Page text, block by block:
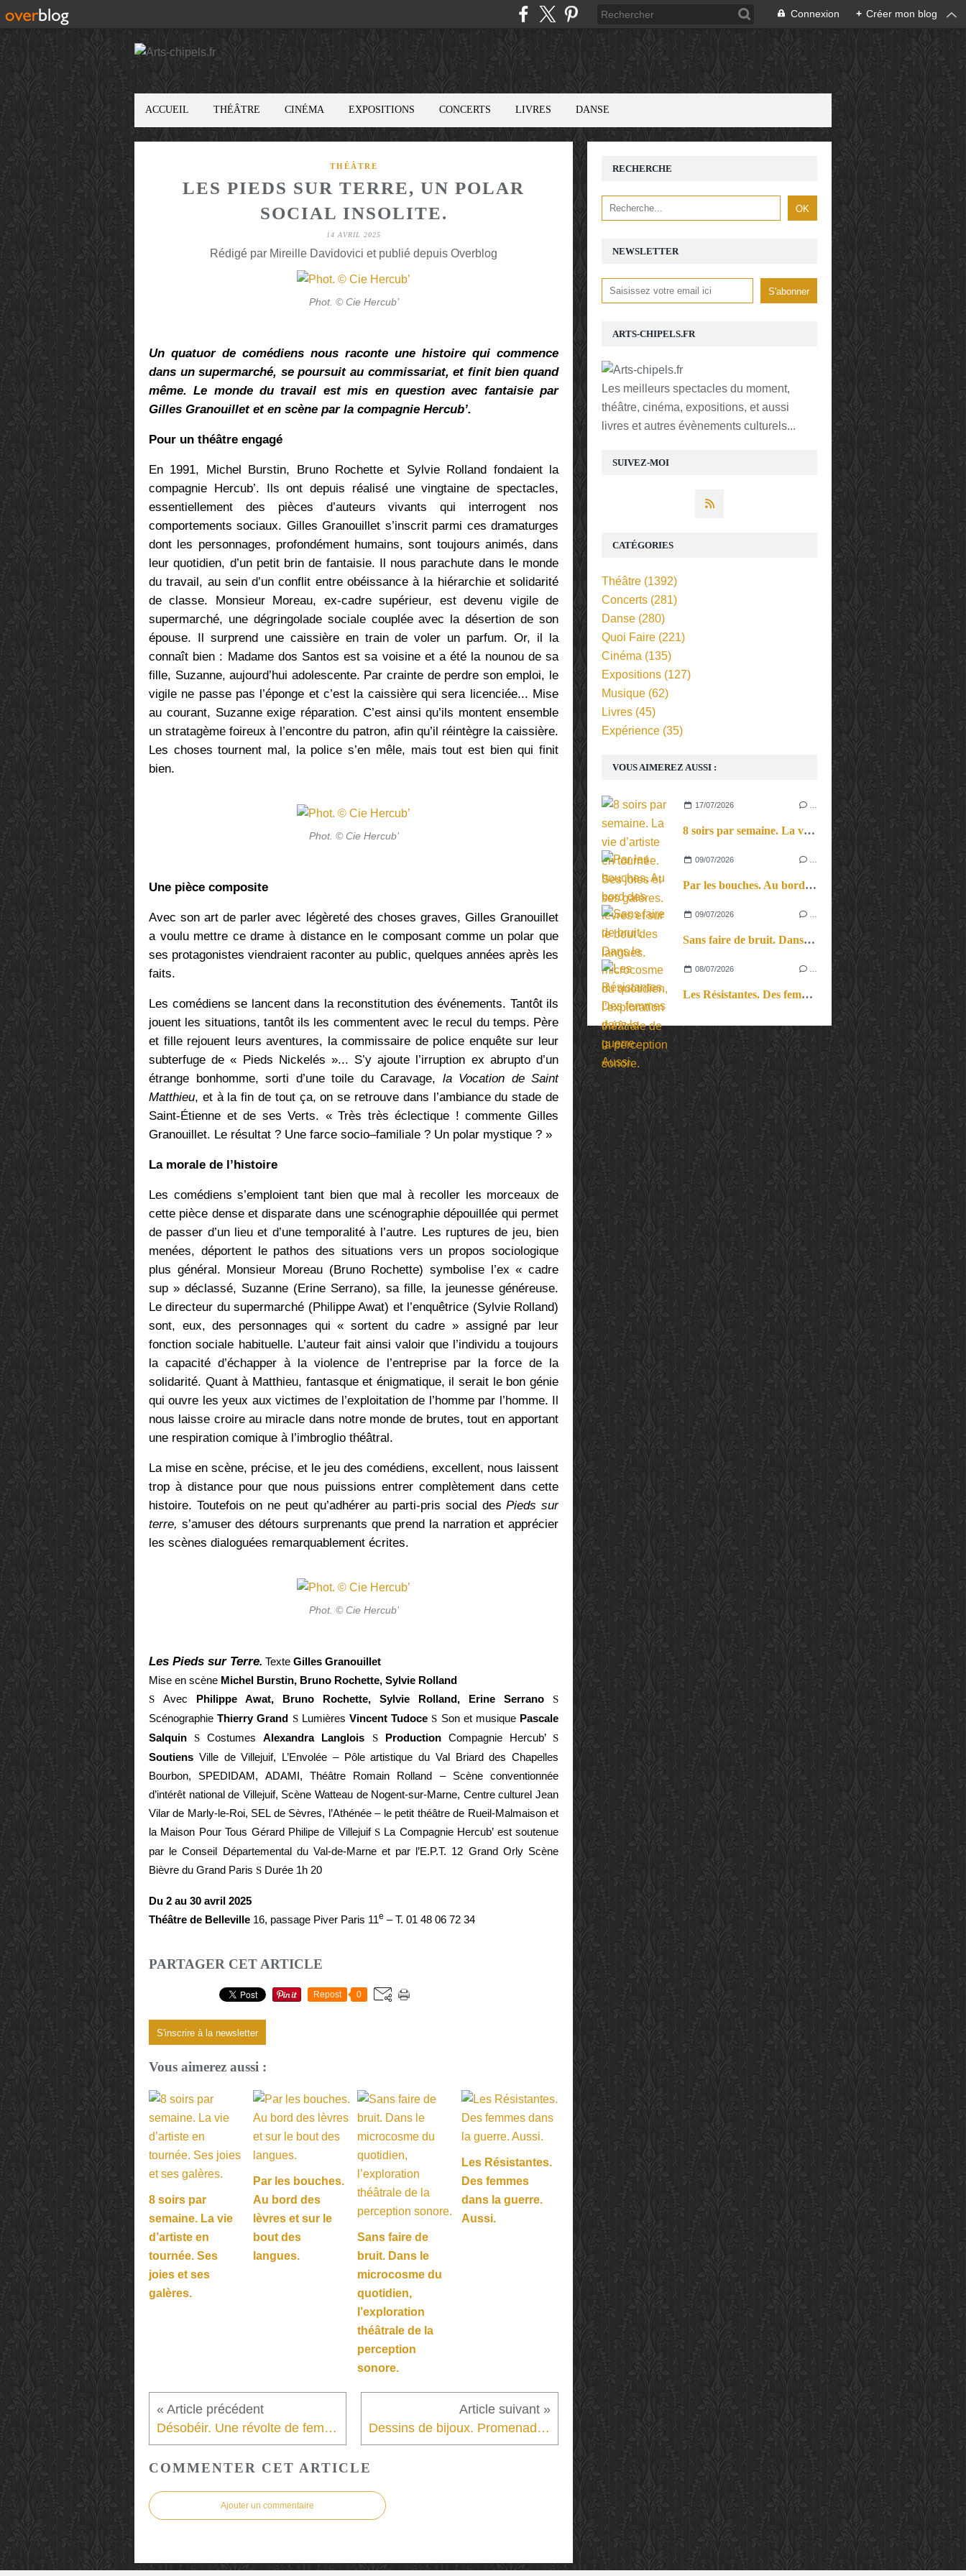
Connexion + Créer mon blog
ACCUEIL THÉÂTRE CINÉMA EXPOSITIONS CONCERTS LIVRES DANSE
THÉÂTRE
LES PIEDS SUR TERRE, UN POLAR
SOCIAL INSOLITE.
14 AVRIL 2025
Rédigé par Mireille Davidovici et publié depuis Overblog
Phot. © Cie Hercub’
Un quatuor de comédiens nous raconte une histoire qui commence
dans un supermarché, se poursuit au commissariat, et finit bien quand
même. Le monde du travail est mis en question avec fantaisie par
Gilles Granouillet et en scène par la compagnie Hercub’.
Pour un théâtre engagé
En 1991, Michel Burstin, Bruno Rochette et Sylvie Rolland fondaient la
compagnie Hercub’. Ils ont depuis réalisé une vingtaine de spectacles,
essentiellement des pièces d’auteurs vivants qui interrogent nos
comportements sociaux. Gilles Granouillet s’inscrit parmi ces dramaturges
dont les personnages, profondément humains, sont toujours animés, dans
leur quotidien, d’un petit brin de fantaisie. Il nous parachute dans le monde
du travail, au sein d’un conflit entre obéissance à la hiérarchie et solidarité
de classe. Monsieur Moreau, ex-cadre supérieur, est devenu vigile de
supermarché, une dégringolade sociale couplée avec la désertion de son
épouse. Il surprend une caissière en train de voler un parfum. Or, il la
connaît bien : Madame dos Santos est sa voisine et a été la nounou de sa
fille, Suzanne, aujourd’hui adolescente. Par crainte de perdre son emploi, le
vigile ne passe pas l’éponge et c’est la caissière qui sera licenciée... Mise
au courant, Suzanne exige réparation. C’est ainsi qu’ils montent ensemble
un stratagème foireux à l’encontre du patron, afin qu’il réintègre la caissière.
Les choses tournent mal, la police s’en mêle, mais tout est bien qui finit
bien.
Phot. © Cie Hercub’
Une pièce composite
Avec son art de parler avec légèreté des choses graves, Gilles Granouillet
a voulu mettre ce drame à distance en le composant comme un polar que
ses protagonistes viendraient raconter au public, quelques années après les
faits.
Les comédiens se lancent dans la reconstitution des événements. Tantôt ils
jouent les situations, tantôt ils les commentent avec le recul du temps. Père
et fille rejouent leurs aventures, la commissaire de police enquête sur leur
subterfuge de « Pieds Nickelés »... S’y ajoute l’irruption ex abrupto d’un
étrange bonhomme, sorti d’une toile du Caravage, la Vocation de Saint
Matthieu, et à la fin de tout ça, on se retrouve dans l’ambiance du stade de
Saint-Étienne et de ses Verts. « Très très éclectique ! commente Gilles
Granouillet. Le résultat ? Une farce socio–familiale ? Un polar mystique ? »
La morale de l’histoire
Les comédiens s’emploient tant bien que mal à recoller les morceaux de
cette pièce dense et disparate dans une scénographie dépouillée qui permet
de passer d’un lieu et d’une temporalité à l’autre. Les ruptures de jeu, bien
menées, déportent le pathos des situations vers un propos sociologique
plus général. Monsieur Moreau (Bruno Rochette) symbolise l’ex « cadre
sup » déclassé, Suzanne (Erine Serrano), sa fille, la jeunesse généreuse.
Le directeur du supermarché (Philippe Awat) et l’enquêtrice (Sylvie Rolland)
sont, eux, des personnages qui « sortent du cadre » assigné par leur
fonction sociale habituelle. L’auteur fait ainsi valoir que l’individu a toujours
la capacité d’échapper à la violence de l’entreprise par la force de la
solidarité. Quant à Matthieu, fantasque et énigmatique, il serait le bon génie
qui ouvre les yeux aux victimes de l’exploitation de l’homme par l’homme. Il
nous laisse croire au miracle dans notre monde de brutes, tout en apportant
une respiration comique à l’imbroglio théâtral.
La mise en scène, précise, et le jeu des comédiens, excellent, nous laissent
trop à distance pour que nous puissions entrer complètement dans cette
histoire. Toutefois on ne peut qu’adhérer au parti-pris social des Pieds sur
terre, s’amuser des détours surprenants que prend la narration et apprécier
les scènes dialoguées remarquablement écrites.
Phot. © Cie Hercub’
Les Pieds sur Terre. Texte Gilles Granouillet
Mise en scène Michel Burstin, Bruno Rochette, Sylvie Rolland
S Avec Philippe Awat, Bruno Rochette, Sylvie Rolland, Erine Serrano S
ScénographieThierry Grand S Lumières Vincent Tudoce S Son et musique Pascale
Salquin
S CostumesAlexandra Langlois S Production Compagnie Hercub’ S
Soutiens Ville de Villejuif, L’Envolée – Pôle artistique du Val Briard des Chapelles
Bourbon, SPEDIDAM, ADAMI, Théâtre Romain Rolland – Scène conventionnée
d’intérêt national de Villejuif, Scène Watteau de Nogent-sur-Marne, Centre culturel Jean
Vilar de Marly-le-Roi, SEL de Sèvres, l’Athénée – le petit théâtre de Rueil-Malmaison et
la Maison Pour Tous Gérard Philipe de Villejuif S La Compagnie Hercub’ est soutenue
par le Conseil Départemental du Val-de-Marne et par l’E.P.T. 12 Grand Orly Scène
Bièvre du Grand Paris S Durée 1h 20
Du 2 au 30 avril 2025
Théâtre de Belleville 16, passage Piver Paris 11e – T. 01 48 06 72 34
PARTAGER CET ARTICLE
Repost 0
S'inscrire à la newsletter
Vous aimerez aussi :
8 soirs par
semaine. La vie
d’artiste en
tournée. Ses
joies et ses
galères.
Par les bouches.
Au bord des
lèvres et sur le
bout des
langues.
Sans faire de
bruit. Dans le
microcosme du
quotidien,
l’exploration
théâtrale de la
perception
sonore.
Les Résistantes.
Des femmes
dans la guerre.
Aussi.
Désobéir. Une révolte de femmes porteuse d’espoirs. Dessins de bijoux. Promenade parmi les collections méconnues du Petit Palais.
COMMENTER CET ARTICLE
Ajouter un commentaire
NEWSLETTER
SUIVEZ-MOI
RECHERCHE
ARTS-CHIPELS.FR
Les meilleurs spectacles du moment,
théâtre, cinéma, expositions, et aussi
livres et autres évènements culturels...
VOUS AIMEREZ AUSSI :
17/07/2026
8 soirs par semaine. La vie d’artiste en tournée. Ses joies et ses galères.
09/07/2026
Par les bouches. Au bord des lèvres et sur le bout des langues.
09/07/2026
Sans faire de bruit. Dans le microcosme du quotidien, l’exploration théâtrale de la perception sonore.
08/07/2026
Les Résistantes. Des femmes dans la guerre. Aussi.
CATÉGORIES
Théâtre (1392)
Concerts (281)
Danse (280)
Quoi Faire (221)
Cinéma (135)
Expositions (127)
Musique (62)
Livres (45)
Expérience (35)